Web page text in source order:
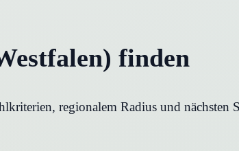
finden
regionalem Radius und nächsten